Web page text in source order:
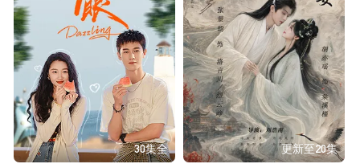
30集全 更新至20集